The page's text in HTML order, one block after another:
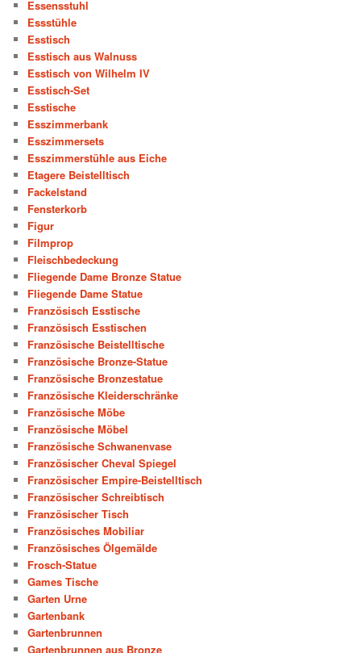
Essensstuhl
Essstühle
Esstisch
Esstisch aus Walnuss
Esstisch von Wilhelm IV
Esstisch-Set
Esstische
Esszimmerbank
Esszimmersets
Esszimmerstühle aus Eiche
Etagere Beistelltisch
Fackelstand
Fensterkorb
Figur
Filmprop
Fleischbedeckung
Fliegende Dame Bronze Statue
Fliegende Dame Statue
Französisch Esstische
Französisch Esstischen
Französische Beistelltische
Französische Bronze-Statue
Französische Bronzestatue
Französische Kleiderschränke
Französische Möbe
Französische Möbel
Französische Schwanenvase
Französischer Cheval Spiegel
Französischer Empire-Beistelltisch
Französischer Schreibtisch
Französischer Tisch
Französisches Mobiliar
Französisches Ölgemälde
Frosch-Statue
Games Tische
Garten Urne
Gartenbank
Gartenbrunnen
Gartenbrunnen aus Bronze